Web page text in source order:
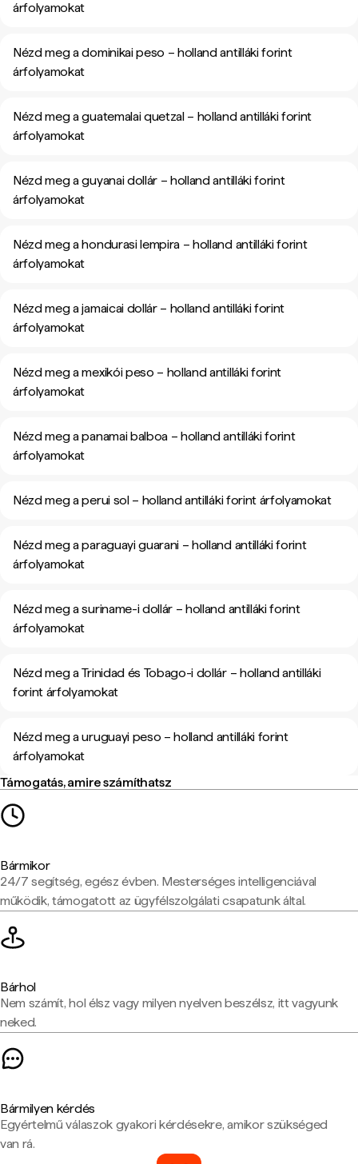
árfolyamokat
Nézd meg a dominikai peso – holland antilláki forint
árfolyamokat
Nézd meg a guatemalai quetzal – holland antilláki forint
árfolyamokat
Nézd meg a guyanai dollár – holland antilláki forint
árfolyamokat
Nézd meg a hondurasi lempira – holland antilláki forint
árfolyamokat
Nézd meg a jamaicai dollár – holland antilláki forint
árfolyamokat
Nézd meg a mexikói peso – holland antilláki forint
árfolyamokat
Nézd meg a panamai balboa – holland antilláki forint
árfolyamokat
Nézd meg a perui sol – holland antilláki forint árfolyamokat
Nézd meg a paraguayi guarani – holland antilláki forint
árfolyamokat
Nézd meg a suriname-i dollár – holland antilláki forint
árfolyamokat
Nézd meg a Trinidad és Tobago-i dollár – holland antilláki
forint árfolyamokat
Nézd meg a uruguayi peso – holland antilláki forint
árfolyamokat
Támogatás, amire számíthatsz
Bármikor
24/7 segítség, egész évben. Mesterséges intelligenciával
működik, támogatott az ügyfélszolgálati csapatunk által.
Bárhol
Nem számít, hol élsz vagy milyen nyelven beszélsz, itt vagyunk
neked.
Bármilyen kérdés
Egyértelmű válaszok gyakori kérdésekre, amikor szükséged
van rá.